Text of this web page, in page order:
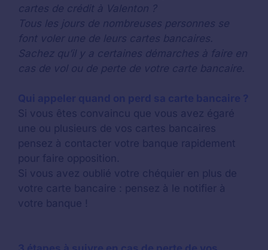
cartes de crédit à Valenton ?
Tous les jours de nombreuses personnes se
font voler une de leurs cartes bancaires.
Sachez qu’il y a certaines démarches à faire en
cas de vol ou de perte de votre carte bancaire.
Si vous êtes convaincu que vous avez égaré
une ou plusieurs de vos cartes bancaires
pensez à contacter votre banque rapidement
pour faire opposition.
Si vous avez oublié votre chéquier en plus de
votre carte bancaire : pensez à le notifier à
votre banque !